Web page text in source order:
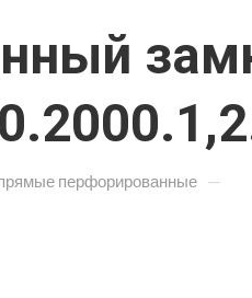
перфорированные —